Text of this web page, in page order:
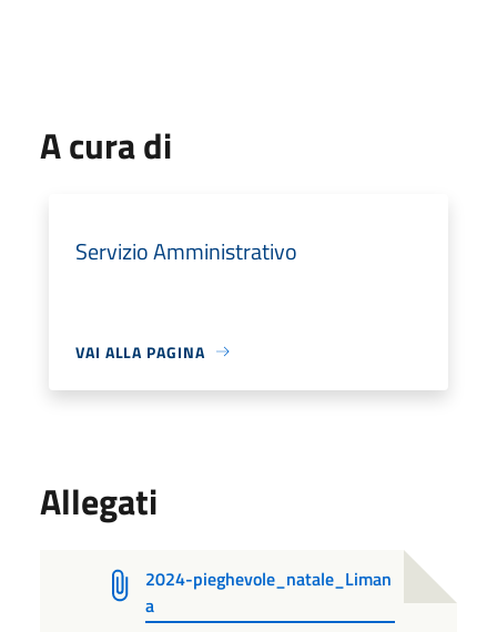
A cura di
Servizio Amministrativo
VAI ALLA PAGINA
Allegati
2024-pieghevole_natale_Liman
a